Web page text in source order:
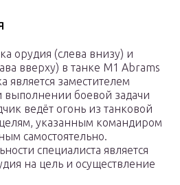
орудия (слева внизу) и
вверху) в танке M1 Abrams
является заместителем
выполнении боевой задачи
ведёт огонь из танковой
указанным командиром
самостоятельно.
специалиста является
на цель и осуществление